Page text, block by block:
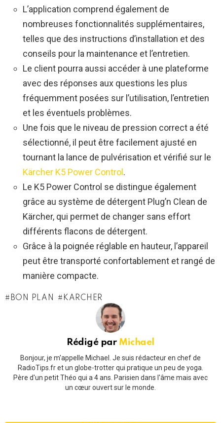
L’application comprend également de
nombreuses fonctionnalités supplémentaires,
telles que des instructions d’installation et des
conseils pour la maintenance et l’entretien.
Le client pourra aussi accéder à une plateforme
avec des réponses aux questions les plus
fréquemment posées sur l’utilisation, l’entretien
et les éventuels problèmes.
Une fois que le niveau de pression correct a été
sélectionné, il peut être facilement ajusté en
tournant la lance de pulvérisation et vérifié sur le
Kärcher K5 Power Control .
Le K5 Power Control se distingue également
grâce au système de détergent Plug’n Clean de
Kärcher, qui permet de changer sans effort
différents flacons de détergent.
Grâce à la poignée réglable en hauteur, l’appareil
peut être transporté confortablement et rangé de
manière compacte.
BON PLAN KARCHER
Rédigé par Michael
Bonjour, je m'appelle Michael. Je suis rédacteur en chef de
RadioTips.fr et un globe-trotter qui pratique un peu de yoga.
Père d'un petit Théo qui a 4 ans. Parisien dans l'âme mais avec
un cœur ouvert sur le monde.